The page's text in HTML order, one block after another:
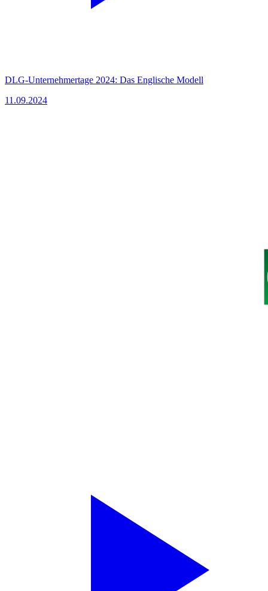
DLG-Unternehmertage 2024: Das Englische Modell
11.09.2024